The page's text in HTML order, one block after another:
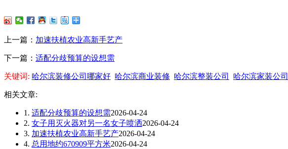
上一篇： 加速扶植农业高新手艺产
下一篇： 适配分歧预算的设想需
关键词: 哈尔滨装修公司哪家好 哈尔滨商业装修 哈尔滨整装公司 哈尔滨家装公司
相关文章:
1. 适配分歧预算的设想需2026-04-24
2. 女子用灭火器对另一名女子喷洒2026-04-24
3. 加速扶植农业高新手艺产2026-04-24
4. 总用地约670909平方米2026-04-24